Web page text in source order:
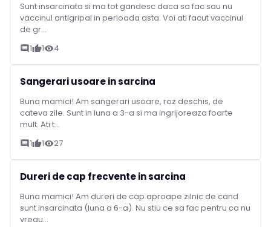
Sunt insarcinata si ma tot gandesc daca sa fac sau nu
vaccinul antigripal in perioada asta. Voi ati facut vaccinul
de gr...
comment 1thumb_up1visibility4
Sangerari usoare in sarcina
Buna mamici! Am sangerari usoare, roz deschis, de
cateva zile. Sunt in luna a 3-a si ma ingrijoreaza foarte
mult. Ati t...
comment 1thumb_up1visibility27
Dureri de cap frecvente in sarcina
Buna mamici! Am dureri de cap aproape zilnic de cand
sunt insarcinata (luna a 6-a). Nu stiu ce sa fac pentru ca nu
vreau...